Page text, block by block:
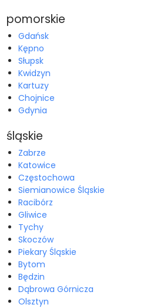
pomorskie
Gdańsk
Kępno
Słupsk
Kwidzyn
Kartuzy
Chojnice
Gdynia
śląskie
Zabrze
Katowice
Częstochowa
Siemianowice Śląskie
Racibórz
Gliwice
Tychy
Skoczów
Piekary Śląskie
Bytom
Będzin
Dąbrowa Górnicza
Olsztyn